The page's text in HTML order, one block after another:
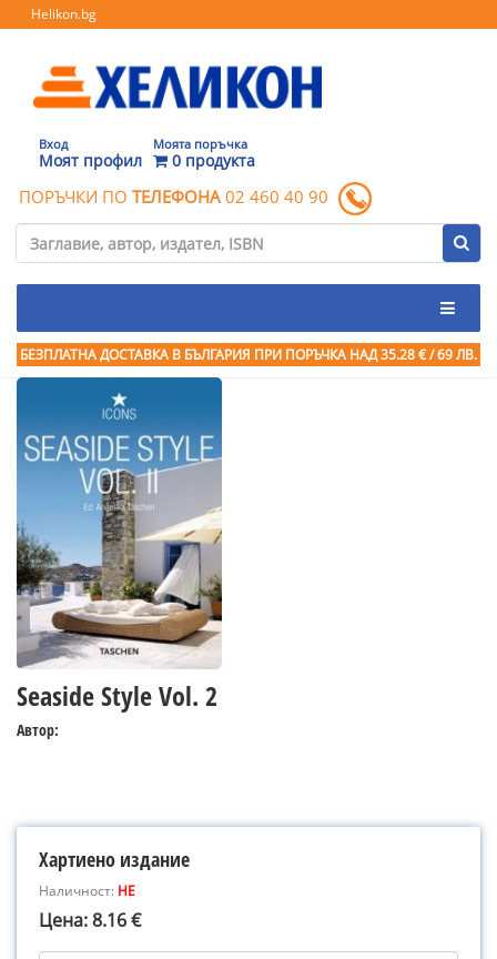
Helikon.bg
Вход
Моят профил
Моята поръчка
0 продукта
ПОРЪЧКИ ПО ТЕЛЕФОНА 02 460 40 90
БЕЗПЛАТНА ДОСТАВКА В БЪЛГАРИЯ ПРИ ПОРЪЧКА НАД 35.28 € / 69 ЛВ.
Seaside Style Vol. 2
Автор:
Хартиено издание
Наличност: НЕ
Цена: 8.16 €